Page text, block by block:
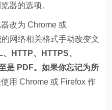
器的选项。
改为 Chrome 或
网络相关格式手动改变文
HTTP、HTTPS、
是 PDF。如果你忘记为所
使用 Chrome 或 Firefox 作